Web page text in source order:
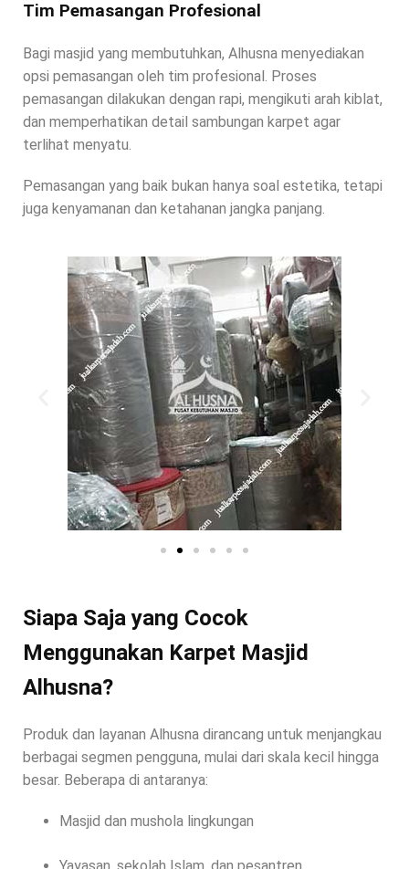
Tim Pemasangan Profesional
Bagi masjid yang membutuhkan, Alhusna menyediakan
opsi pemasangan oleh tim profesional. Proses
pemasangan dilakukan dengan rapi, mengikuti arah kiblat,
dan memperhatikan detail sambungan karpet agar
terlihat menyatu.
Pemasangan yang baik bukan hanya soal estetika, tetapi
juga kenyamanan dan ketahanan jangka panjang.
Siapa Saja yang Cocok
Menggunakan Karpet Masjid
Alhusna?
Produk dan layanan Alhusna dirancang untuk menjangkau
berbagai segmen pengguna, mulai dari skala kecil hingga
besar. Beberapa di antaranya:
Masjid dan mushola lingkungan